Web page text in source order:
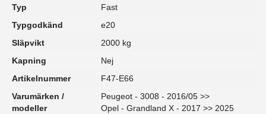
Typ
Fast
Typgodkänd
e20
Släpvikt
2000 kg
Kapning
Nej
Artikelnummer
F47-E66
Varumärken /
modeller
Peugeot - 3008 - 2016/05 >>
Opel - Grandland X - 2017 >> 2025